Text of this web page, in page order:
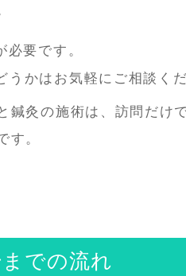
要です。
うかはお気軽にご相談くだ
鍼灸の施術は、訪問だけ
す。
での流れ